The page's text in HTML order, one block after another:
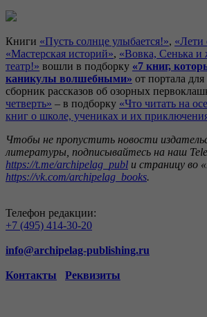
Книги «Пусть солнце улыбается!», «Лети
«Мастерская историй», «Вовка, Сенька и
театр!» вошли в подборку «7 книг,
каникулы волшебными» от портала
сборник рассказов об озорных
четверть» – в подборку «Что читать на
книг о школе, учениках и их
Чтобы не пропустить новости
литературы, подписывайтесь на наш
https://t.me/archipelag_publ и страницу во
https://vk.com/archipelag_books.
Телефон редакции:
+7 (495) 414-30-20
info@archipelag-publishing.ru
Контакты Реквизиты